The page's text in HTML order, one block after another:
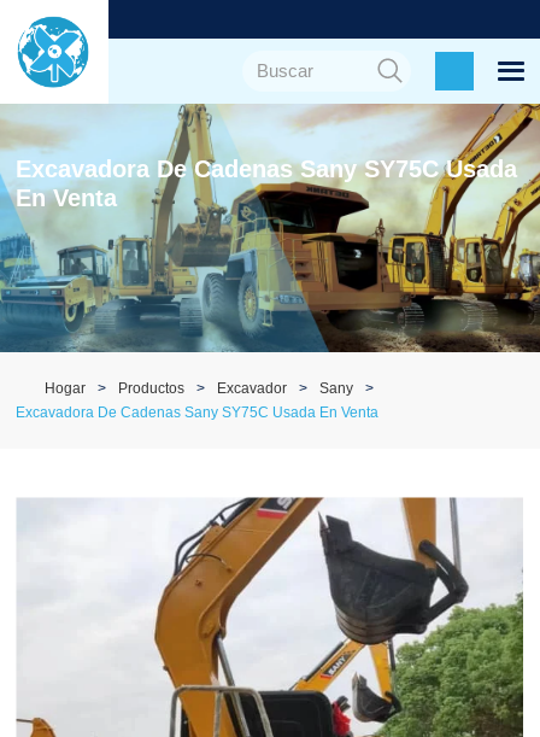
Excavadora De Cadenas Sany SY75C Usada
En Venta
Hogar Productos Excavador
Sany
Excavadora De Cadenas Sany SY75C Usada En Venta